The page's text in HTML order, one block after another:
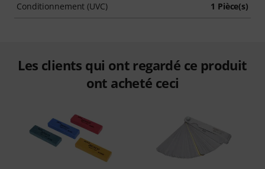
Conditionnement (UVC) 1 Pièce(s)
Les clients qui ont regardé ce produit
ont acheté ceci